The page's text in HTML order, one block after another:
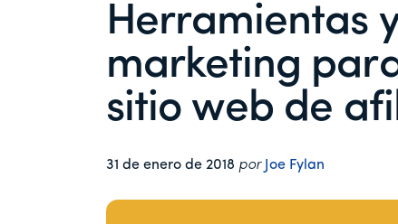
WordPress
Herramientas
marketing
sitio web de
31 de enero de 2018 por Joe Fylan